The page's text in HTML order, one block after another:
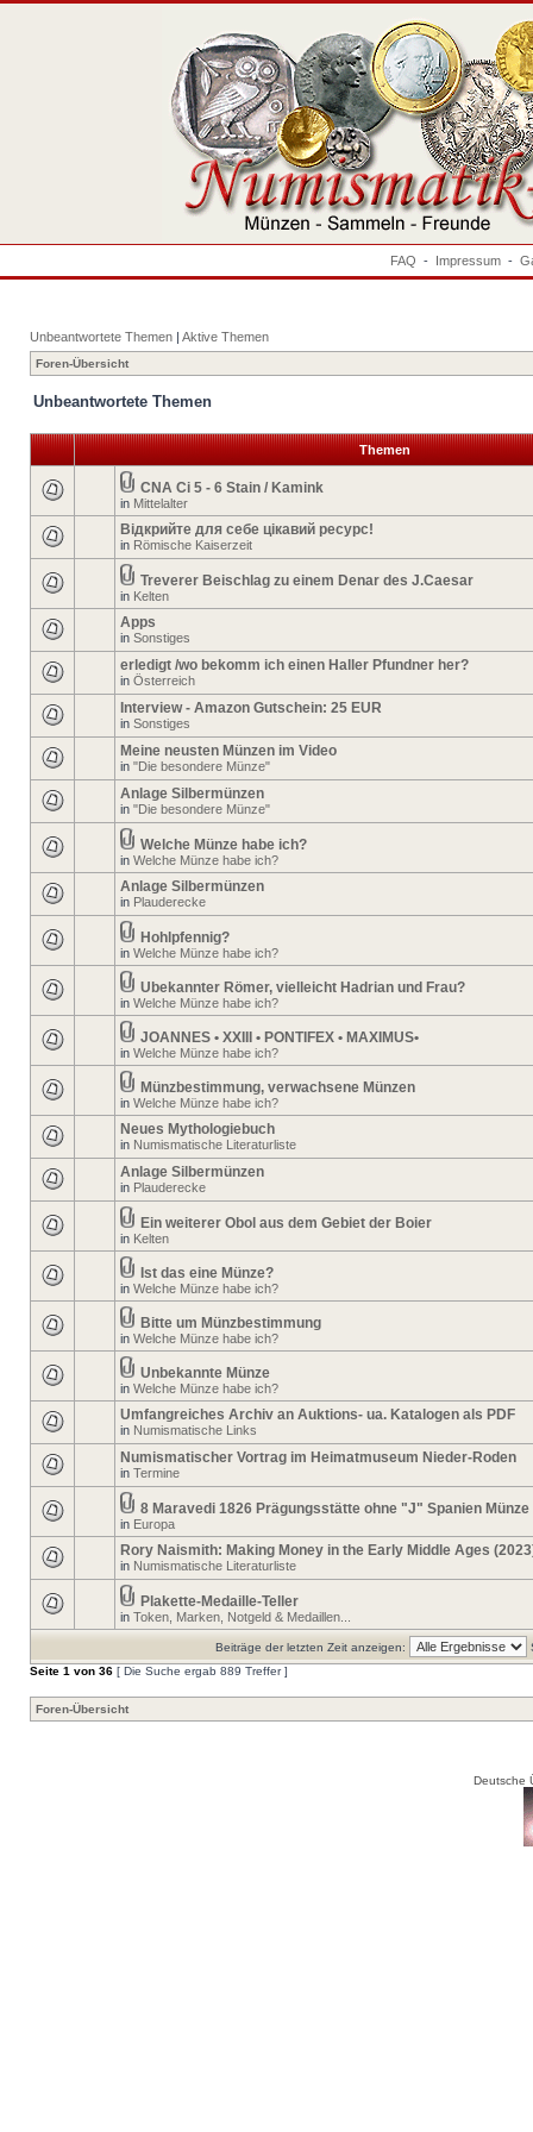
FAQ - Impressum -
Unbeantwortete Themen | Aktive Themen
Foren-Übersicht
Unbeantwortete Themen
Themen
CNA Ci 5 - 6 Stain / Kamink
in Mittelalter
Відкрийте для себе цікавий ресурс!
in Römische Kaiserzeit
Treverer Beischlag zu einem Denar des J.Caesar
in Kelten
Apps
in Sonstiges
erledigt /wo bekomm ich einen Haller Pfundner her?
in Österreich
Interview - Amazon Gutschein: 25 EUR
in Sonstiges
Meine neusten Münzen im Video
in "Die besondere Münze"
Anlage Silbermünzen
in "Die besondere Münze"
Welche Münze habe ich?
in Welche Münze habe ich?
Anlage Silbermünzen
in Plauderecke
Hohlpfennig?
in Welche Münze habe ich?
Ubekannter Römer, vielleicht Hadrian und Frau?
in Welche Münze habe ich?
JOANNES • XXIII • PONTIFEX • MAXIMUS•
in Welche Münze habe ich?
Münzbestimmung, verwachsene Münzen
in Welche Münze habe ich?
Neues Mythologiebuch
in Numismatische Literaturliste
Anlage Silbermünzen
in Plauderecke
Ein weiterer Obol aus dem Gebiet der Boier
in Kelten
Ist das eine Münze?
in Welche Münze habe ich?
Bitte um Münzbestimmung
in Welche Münze habe ich?
Unbekannte Münze
in Welche Münze habe ich?
Umfangreiches Archiv an Auktions- ua. Katalogen als PDF
in Numismatische Links
Numismatischer Vortrag im Heimatmuseum Nieder-Roden
in Termine
8 Maravedi 1826 Prägungsstätte ohne "J" Spanien Münze
in Europa
Rory Naismith: Making Money in the Early Middle Ages
in Numismatische Literaturliste
Plakette-Medaille-Teller
in Token, Marken, Notgeld & Medaillen...
Beiträge der letzten Zeit anzeigen:
Seite 1 von 36 [ Die Suche ergab 889 Treffer ]
Foren-Übersicht
Deutsche